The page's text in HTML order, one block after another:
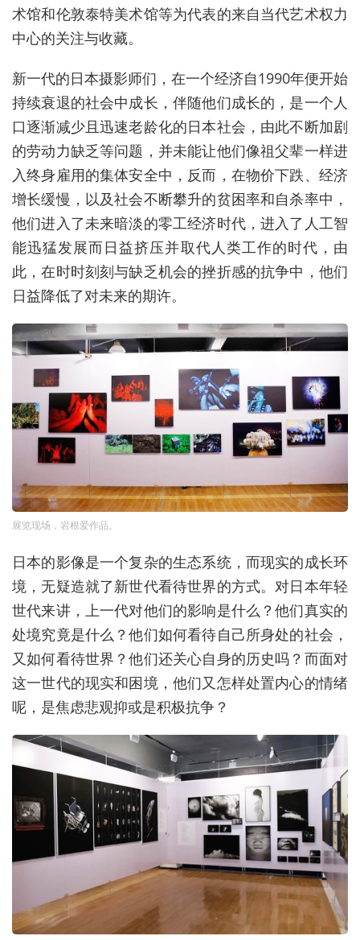
术馆和伦敦泰特美术馆等为代表的来自当代艺术权力
中心的关注与收藏。
新一代的日本摄影师们，在一个经济自1990年便开始
持续衰退的社会中成长，伴随他们成长的，是一个人
口逐渐减少且迅速老龄化的日本社会，由此不断加剧
的劳动力缺乏等问题，并未能让他们像祖父辈一样进
入终身雇用的集体安全中，反而，在物价下跌、经济
增长缓慢，以及社会不断攀升的贫困率和自杀率中，
他们进入了未来暗淡的零工经济时代，进入了人工智
能迅猛发展而日益挤压并取代人类工作的时代，由
此，在时时刻刻与缺乏机会的挫折感的抗争中，他们
日益降低了对未来的期许。
展览现场，岩根爱作品。
日本的影像是一个复杂的生态系统，而现实的成长环
境，无疑造就了新世代看待世界的方式。对日本年轻
世代来讲，上一代对他们的影响是什么？他们真实的
处境究竟是什么？他们如何看待自己所身处的社会，
又如何看待世界？他们还关心自身的历史吗？而面对
这一世代的现实和困境，他们又怎样处置内心的情绪
呢，是焦虑悲观抑或是积极抗争？